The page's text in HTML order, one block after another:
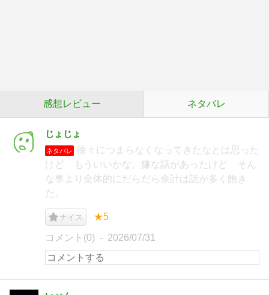
感想レビュー ネタバレ
じょじょ
ネタバレ
徐々につまらなくなってきたなとは思った
けど もういいかな。嫌な話があったけど そん
な事より全体的にだらだら余計は話が多く飽き
た。
ナイス ★5
コメント(0) 2026/07/31